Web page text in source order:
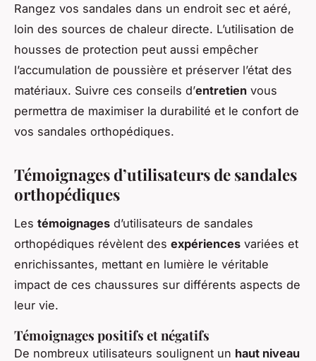
Rangez vos sandales dans un endroit sec et aéré,
loin des sources de chaleur directe. L’utilisation de
housses de protection peut aussi empêcher
l’accumulation de poussière et préserver l’état des
matériaux. Suivre ces conseils d’entretien vous
permettra de maximiser la durabilité et le confort de
vos sandales orthopédiques.
Témoignages d’utilisateurs de sandales
orthopédiques
Les témoignages d’utilisateurs de sandales
orthopédiques révèlent des expériences variées et
enrichissantes, mettant en lumière le véritable
impact de ces chaussures sur différents aspects de
leur vie.
Témoignages positifs et négatifs
De nombreux utilisateurs soulignent un haut niveau